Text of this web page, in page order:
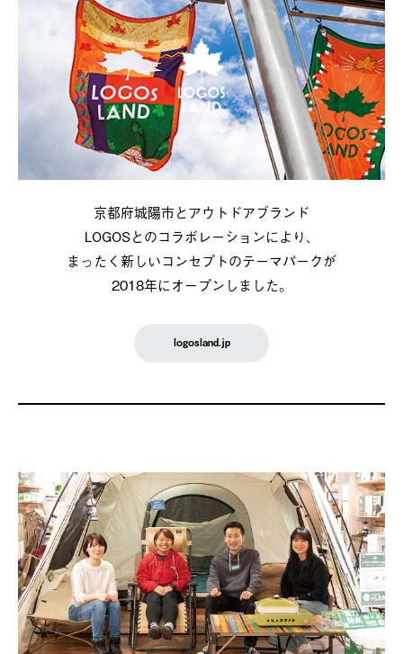
京都府城陽市とアウトドアブランド
LOGOSとのコラボレーションにより、
まったく新しいコンセプトのテーマパークが
2018年にオープンしました。
logosland.jp